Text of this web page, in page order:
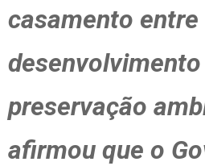
casamento entre
desenvolvimento
preservação
afirmou que o